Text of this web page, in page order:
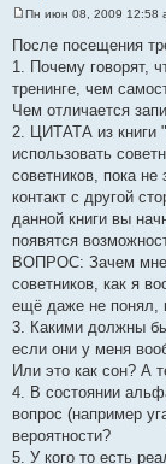
о
е
н
и
е
Пн июн 08, 2009 12:58
После посещения
1. Почему говорят,
тренинге, чем
Чем отличается
2. ЦИТАТА из книги
использовать
советников, пока
контакт с другой
данной книги вы
появятся
ВОПРОС: Зачем мне
советников, как я
ещё даже не понял,
3. Какими должны
если они у меня
Или это как сон? А
4. В состоянии
вопрос (например
вероятности?
5. У кого то есть